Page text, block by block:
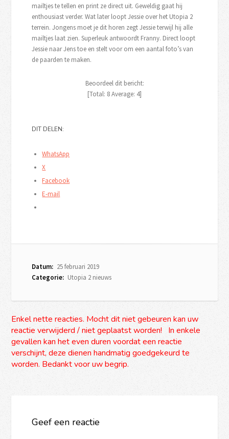
mailtjes te tellen en print ze direct uit. Geweldig gaat hij
enthousiast verder. Wat later loopt Jessie over het Utopia 2
terrein. Jongens moet je dit horen zegt Jessie terwijl hij alle
mailtjes laat zien. Superleuk antwoordt Franny. Direct loopt
Jessie naar Jens toe en stelt voor om een aantal foto’s van
de paarden te maken.
Beoordeel dit bericht:
[Total: 8Average: 4]
DIT DELEN:
WhatsApp
X
Facebook
E-mail
Datum: 25 februari 2019
Categorie: Utopia 2 nieuws
Enkel nette reacties. Mocht dit niet gebeuren kan uw
reactie verwijderd / niet geplaatst worden! In enkele
gevallen kan het even duren voordat een reactie
verschijnt, deze dienen handmatig goedgekeurd te
worden. Bedankt voor uw begrip.
Geef een reactie